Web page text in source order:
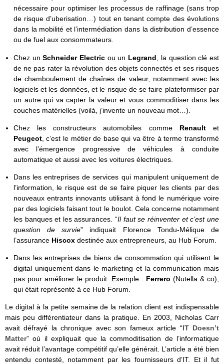
nécessaire pour optimiser les processus de raffinage (sans trop
de risque d’uberisation…) tout en tenant compte des évolutions
dans la mobilité et l’intermédiation dans la distribution d’essence
ou de fuel aux consommateurs.
Chez unSchneider Electric ou un Legrand , la question clé est
de ne pas rater la révolution des objets connectés et ses risques
de chamboulement de chaînes de valeur, notamment avec les
logiciels et les données, et le risque de se faire plateformiser par
un autre qui va capter la valeur et vous commoditiser dans les
couches matérielles (voilà, j’invente un nouveau mot…).
Chez les constructeurs automobiles comme Renaultet
Peugeot, c’est le métier de base qui va être à terme transformé
avec l’émergence progressive de véhicules à conduite
automatique et aussi avec les voitures électriques.
Dans les entreprises de services qui manipulent uniquement de
l’information, le risque est de se faire piquer les clients par des
nouveaux entrants innovants utilisant à fond le numérique voire
par des logiciels faisant tout le boulot. Cela concerne notamment
les banques et les assurances. “Il faut se réinventer et c’est une
question de survie” indiquait Florence Tondu-Mélique de
l’assurance Hiscox destinée aux entrepreneurs, au Hub Forum.
Dans les entreprises de biens de consommation qui utilisent le
digital uniquement dans le marketing et la communication mais
pas pour améliorer le produit. Exemple : Ferrero (Nutella & co),
qui était représenté à ce Hub Forum.
Le digital à la petite semaine de la relation client est indispensable
mais peu différentiateur dans la pratique. En 2003, Nicholas Carr
avait défrayé la chronique avec son fameux article “IT Doesn’t
Matter” où il expliquait que la commoditisation de l’informatique
avait réduit l’avantage compétitif qu’elle générait. L’article a été bien
entendu contesté, notamment par les fournisseurs d’IT. Et il fut